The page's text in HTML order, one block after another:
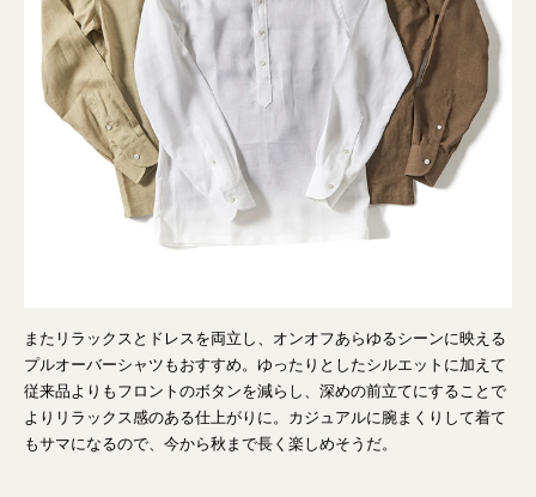
またリラックスとドレスを両立し、オンオフあらゆるシーンに映える
プルオーバーシャツもおすすめ。ゆったりとしたシルエットに加えて
従来品よりもフロントのボタンを減らし、深めの前立てにすることで
よりリラックス感のある仕上がりに。カジュアルに腕まくりして着て
もサマになるので、今から秋まで長く楽しめそうだ。